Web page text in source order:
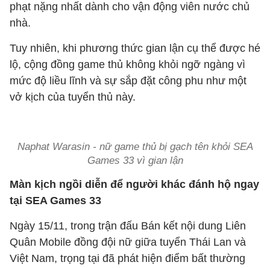
phạt nặng nhất dành cho vận động viên nước chủ
nhà.
Tuy nhiên, khi phương thức gian lận cụ thể được hé
lộ, cộng đồng game thủ không khỏi ngỡ ngàng vì
mức độ liều lĩnh và sự sắp đặt công phu như một
vở kịch của tuyển thủ này.
Naphat Warasin - nữ game thủ bị gạch tên khỏi SEA
Games 33 vì gian lận
Màn kịch ngồi diễn để người khác đánh hộ ngay
tại SEA Games 33
Ngày 15/11, trong trận đấu Bán kết nội dung Liên
Quân Mobile đồng đội nữ giữa tuyển Thái Lan và
Việt Nam, trọng tại đã phát hiện điểm bất thường